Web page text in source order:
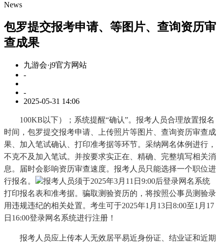
News
包罗提交报考申请、等图片、查询资历审
查成果
九游会·j9官方网站
-
-
2025-05-31 14:06
100KB以下）；系统提醒“确认”。报考人员合理放置报名
时间，包罗提交报考申请、上传照片等图片、查询资历审查成
果、加入笔试确认、打印准考据等环节。采纳网名体例进行，
不克不及加入笔试。并按要求实正在、精确、完整填写相关消
息。届时会影响资历审查速度。报考人员只能选择一个职位进
行报名。
报考人员须于2025年3月11日9:00后登录网名系统
打印报名表和准考据。骗取测验资历的，将按照公事员测验录
用违规违纪的相关处置。考生可于2025年1月13日8:00至1月17
日16:00登录网名系统进行注册！
报考人员应上传本人无效居平易近身份证、结业证和近期